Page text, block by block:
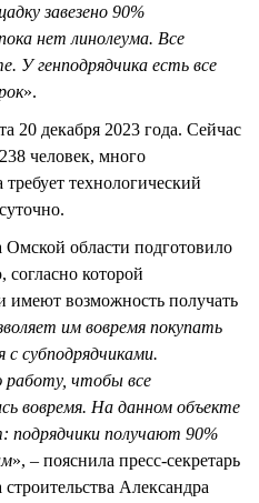
завезено 90%
нет линолеума. Все
У генподрядчика есть все
».
20 декабря 2023 года. Сейчас
человек, много
технологический
Омской области подготовило
которой
имеют возможность получать
им вовремя покупать
субподрядчиками.
работу, чтобы все
вовремя. На данном объекте
подрядчики получают 90%
», – пояснила пресс-секретарь
Александра